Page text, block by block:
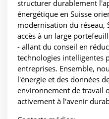
structurer durablement
énergétique en Suisse
modernisation du réseau,
accès à un large
- allant du conseil en
technologies intelligentes
entreprises. Ensemble,
l'énergie et des données
environnement de travail
activement à l'avenir